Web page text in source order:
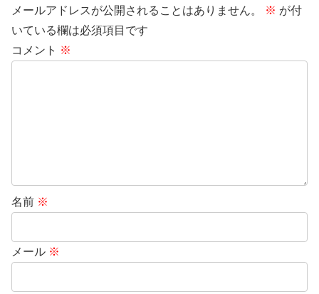
メールアドレスが公開されることはありません。 ※ が付
いている欄は必須項目です
コメント ※
名前 ※
メール ※